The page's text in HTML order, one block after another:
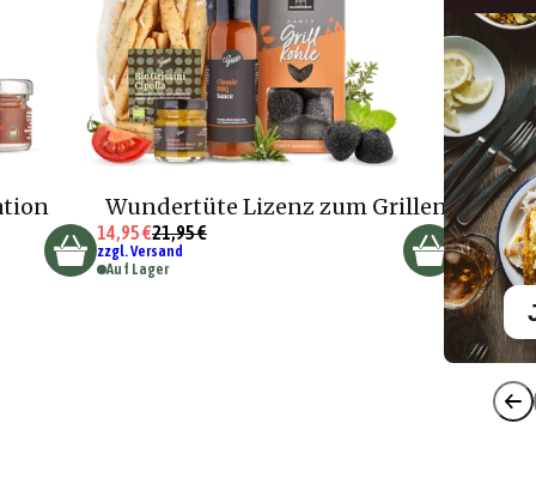
Wundertüte Lizenz zum Grillen
14,95 €21,95 €
zzgl. Versand
Auf Lager